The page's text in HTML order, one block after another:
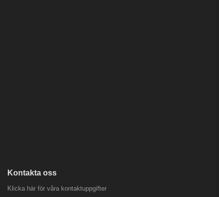
Kontakta oss
Klicka här för våra kontaktuppgifter